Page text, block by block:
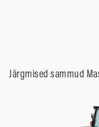
Järgmised sammud